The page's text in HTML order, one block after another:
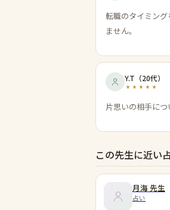
転職のタイミン
ません。
Y.T （20代）
片思いの相手に
この先生に近い
月海 先生
占い